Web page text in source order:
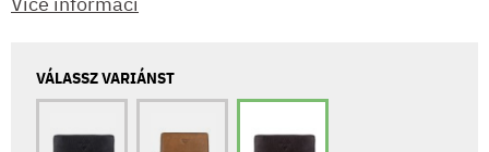
VÁLASSZ VARIÁNST